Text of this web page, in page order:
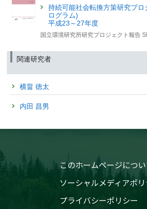
2025年9月8日
温暖化による春の早まりは
高山帯の紅葉の色づきを弱くする
—定点カメラ画像データに基づく将来
2025年9月8日
2025年8月26日
森林と大気のガス交換を「渦」で捉える
（筑波研究学園都市記者会、環境省記者クラブ、
地球温暖化が進むとアマゾン熱帯雨林の
始まることを最先端モデルが高排出シナ
（筑波研究学園都市記者会、環境省記者クラブ、
2025年5月7日
「生物季節モニタリング：気候変動と生
めて」記事を公開しました【国環研View
持続可能社会転換方策研究プ
ログラム)
平成23～27年度
国立環境研究所研究プロジェクト報告
関連研究者
横畠 徳太
内田 昌男
このホームページにつ
ソーシャルメディアポ
プライバシーポリシー